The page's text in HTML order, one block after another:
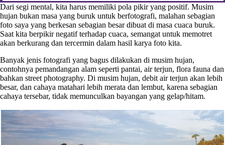
Dari segi mental, kita harus memiliki pola pikir yang positif. Musim
hujan bukan masa yang buruk untuk berfotografi, malahan sebagian
foto saya yang berkesan sebagian besar dibuat di masa cuaca buruk.
Saat kita berpikir negatif terhadap cuaca, semangat untuk memotret
akan berkurang dan tercermin dalam hasil karya foto kita.
Banyak jenis fotografi yang bagus dilakukan di musim hujan,
contohnya pemandangan alam seperti pantai, air terjun, flora fauna dan
bahkan street photography. Di musim hujan, debit air terjun akan lebih
besar, dan cahaya matahari lebih merata dan lembut, karena sebagian
cahaya tersebar, tidak memunculkan bayangan yang gelap/hitam.